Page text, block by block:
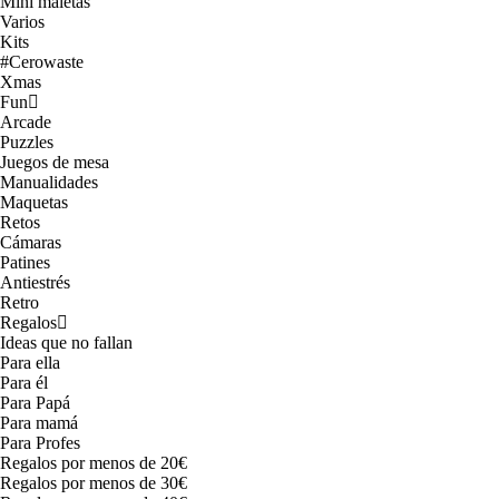
Varios
Kits
#Cerowaste
Xmas
Fun
Arcade
Puzzles
Juegos de mesa
Manualidades
Maquetas
Retos
Cámaras
Patines
Antiestrés
Retro
Regalos
Ideas que no fallan
Para ella
Para él
Para Papá
Para mamá
Para Profes
Regalos por menos de 20€
Regalos por menos de 30€